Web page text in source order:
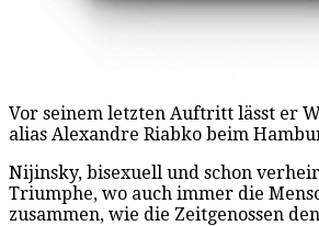
Vor seinem letzten Auftritt lässt er
alias Alexandre Riabko beim
Nijinsky, bisexuell und schon
Triumphe, wo auch immer die
zusammen, wie die Zeitgenossen